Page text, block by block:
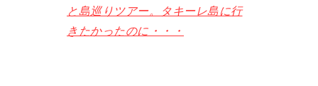
と島巡りツアー。タキーレ島に行
きたかったのに・・・